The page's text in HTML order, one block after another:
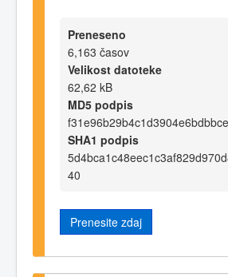
Preneseno
6,163 časov
Velikost datoteke
62,62 kB
MD5 podpis
SHA1 podpis
40
Prenesite zdaj